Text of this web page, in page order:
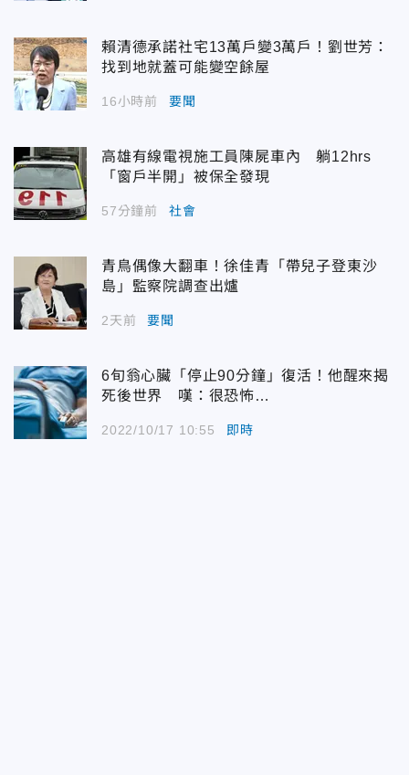
賴清德承諾社宅13萬戶變3萬戶！劉世芳：
找到地就蓋可能變空餘屋
16小時前 要聞
高雄有線電視施工員陳屍車內 躺12hrs
「窗戶半開」被保全發現
57分鐘前 社會
青鳥偶像大翻車！徐佳青「帶兒子登東沙
島」監察院調查出爐
2天前 要聞
6旬翁心臟「停止90分鐘」復活！他醒來揭
死後世界 嘆：很恐怖…
2022/10/17 10:55 即時